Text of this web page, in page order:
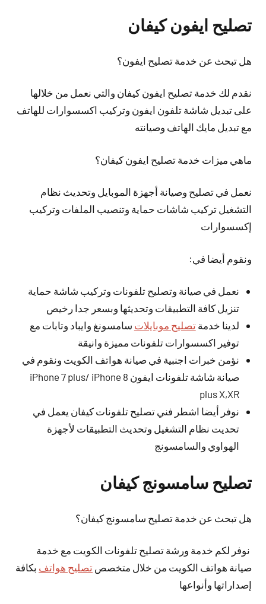
تصليح ايفون كيفان
هل تبحث عن خدمة تصليح ايفون؟
نقدم لك خدمة تصليح ايفون كيفان والتي نعمل من خلالها
على تبديل شاشة تلفون ايفون وتركيب اكسسوارات للهاتف
مع تبديل مايك الهاتف وصيانته
ماهي ميزات خدمة تصليح ايفون كيفان؟
نعمل في تصليح وصيانة أجهزة الموبايل وتحديث نظام
التشغيل تركيب شاشات حماية وتنصيب الملفات وتركيب
إكسسوارات
ونقوم أيضا في:
نعمل في صيانة وتصليح تلفونات وتركيب شاشة حماية
تنزيل كافة التطبيقات وتحديثها وبسعر جدا رخيص
لدينا خدمةتصليح موبايلات سامسونغ وايباد وتابات مع
توفير اكسسوارات تلفونات مميزة وانيقة
نؤمن خبرات اجنبية في صيانة هواتف الكويت ونقوم في
صيانة شاشة تلفونات ايفون iPhone 7 plus/ iPhone 8
plus X,XR
نوفر أيضا اشطر فني تصليح تلفونات كيفان يعمل في
تحديت نظام التشغيل وتحديث التطبيقات لأجهزة
الهواوي والسامسونج
تصليح سامسونج كيفان
هل تبحث عن خدمة تصليح سامسونج كيفان؟
نوفر لكم خدمة ورشة تصليح تلفونات الكويت مع خدمة
صيانة هواتف الكويت من خلال متخصص تصليح هواتف بكافة
إصداراتها وأنواعها